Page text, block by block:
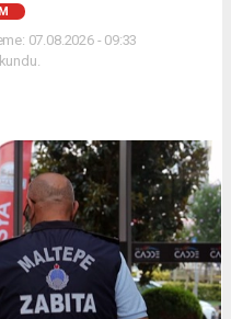
07.08.2026 - 09:33